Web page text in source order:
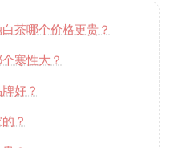
茶哪个价格更贵？
寒性大？
好？
？